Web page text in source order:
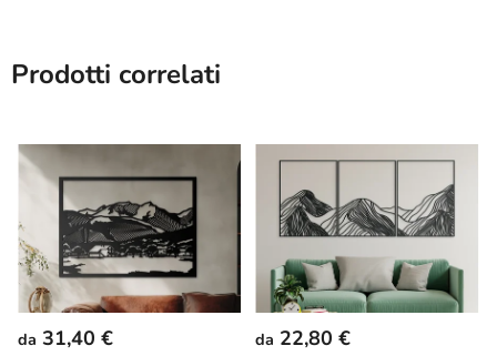
Prodotti correlati
da 31,40 € da 22,80 €